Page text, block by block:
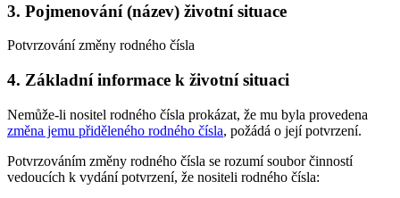
3. Pojmenování (název) životní situace
Potvrzování změny rodného čísla
4. Základní informace k životní situaci
Nemůže-li nositel rodného čísla prokázat, že mu byla provedena
změna jemu přiděleného rodného čísla, požádá o její potvrzení.
Potvrzováním změny rodného čísla se rozumí soubor činností
vedoucích k vydání potvrzení, že nositeli rodného čísla: